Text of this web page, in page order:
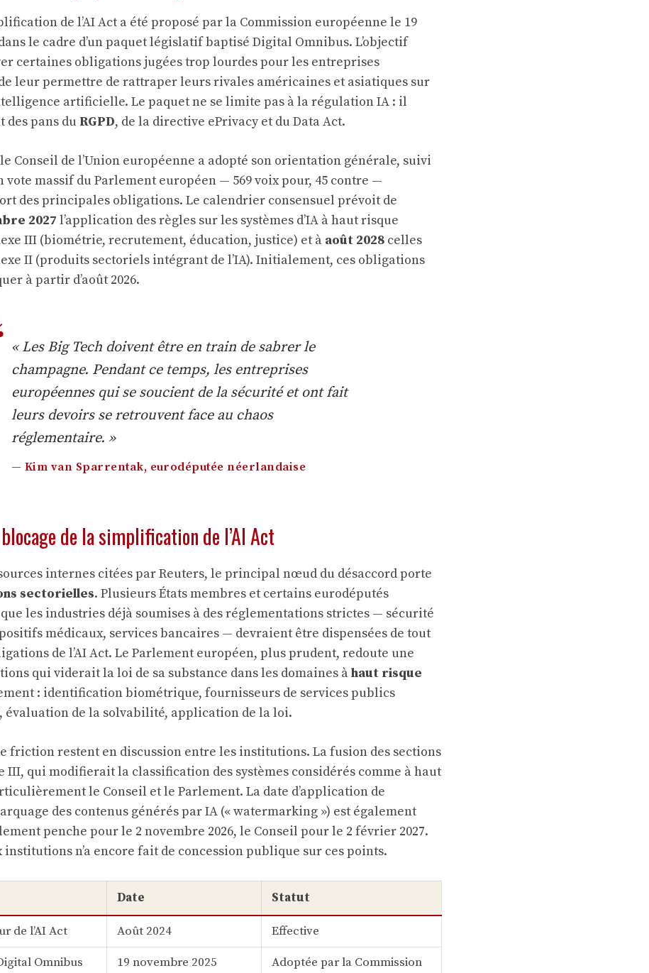
de l’AI Act a été proposé par la Commission européenne le 19
le cadre d’un paquet législatif baptisé Digital Omnibus. L’objectif
certaines obligations jugées trop lourdes pour les entreprises
leur permettre de rattraper leurs rivales américaines et asiatiques sur
artificielle. Le paquet ne se limite pas à la régulation IA : il
des pans du RGPD, de la directive ePrivacy et du Data Act.
le Conseil de l’Union européenne a adopté son orientation générale, suivi
vote massif du Parlement européen — 569 voix pour, 45 contre —
des principales obligations. Le calendrier consensuel prévoit de
2027 l’application des règles sur les systèmes d’IA à haut risque
III (biométrie, recrutement, éducation, justice) et à août 2028 celles
II (produits sectoriels intégrant de l’IA). Initialement, ces obligations
à partir d’août 2026.
« Les Big Tech doivent être en train de sabrer le
champagne. Pendant ce temps, les entreprises
européennes qui se soucient de la sécurité et ont fait
leurs devoirs se retrouvent face au chaos
réglementaire. »
— Kim van Sparrentak, eurodéputée néerlandaise
de la simplification de l’AI Act
internes citées par Reuters, le principal nœud du désaccord porte
sectorielles. Plusieurs États membres et certains eurodéputés
les industries déjà soumises à des réglementations strictes — sécurité
médicaux, services bancaires — devraient être dispensées de tout
de l’AI Act. Le Parlement européen, plus prudent, redoute une
qui viderait la loi de sa substance dans les domaines àhaut risque
: identification biométrique, fournisseurs de services publics
évaluation de la solvabilité, application de la loi.
friction restent en discussion entre les institutions. La fusion des sections
III, qui modifierait la classification des systèmes considérés comme à haut
le Conseil et le Parlement. La date d’application de
des contenus générés par IA (« watermarking ») est également
penche pour le 2 novembre 2026, le Conseil pour le 2 février 2027.
institutions n’a encore fait de concession publique sur ces points.
Date Statut
de l’AI Act Août 2024
Effective
Omnibus
19 novembre 2025 Adoptée par la Commission